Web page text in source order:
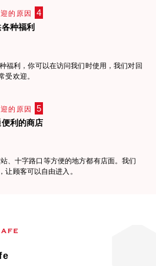
的原因 4
种福利
福利，你可以在访问我们时使用，我们对回
受欢迎。
的原因 5
利的商店
、十字路口等方便的地方都有店面。我们
让顾客可以自由进入。